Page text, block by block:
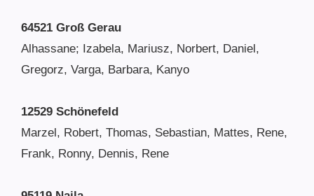
64521 Groß Gerau
Alhassane; Izabela, Mariusz, Norbert, Daniel,
Gregorz, Varga, Barbara, Kanyo
12529 Schönefeld
Marzel, Robert, Thomas, Sebastian, Mattes, Rene,
Frank, Ronny, Dennis, Rene